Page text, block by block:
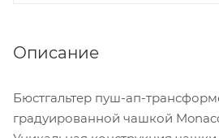
Описание
Бюстгальтер пуш-ап-
градуированной чашкой